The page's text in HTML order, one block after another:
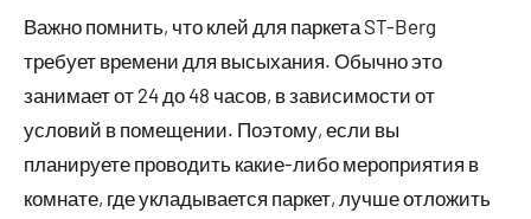
Важно помнить, что клей для паркета ST-Berg
требует времени для высыхания. Обычно это
занимает от 24 до 48 часов, в зависимости от
условий в помещении. Поэтому, если вы
планируете проводить какие-либо мероприятия в
комнате, где укладывается паркет, лучше отложить